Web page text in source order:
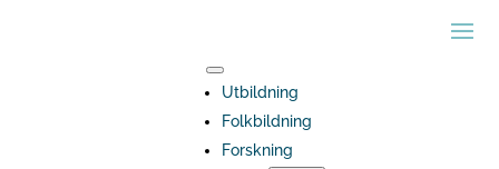
Utbildning
Folkbildning
Forskning